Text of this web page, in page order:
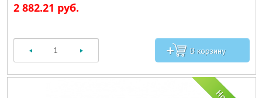
2 882.21 руб.